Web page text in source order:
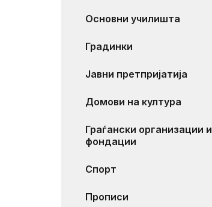
Основни училишта
Градинки
Јавни претпријатија
Домови на култура
Граѓански организации и
фондации
Спорт
Прописи